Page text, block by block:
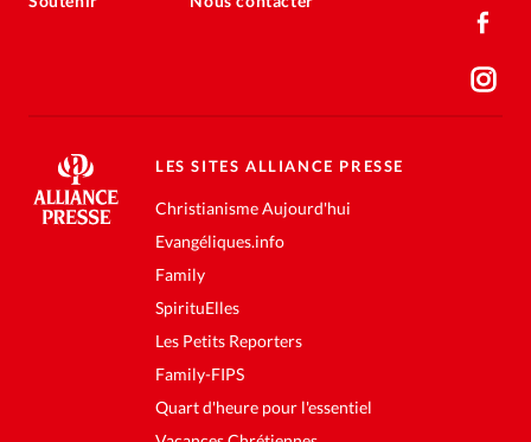
LES SITES ALLIANCE PRESSE
Christianisme Aujourd'hui
Evangéliques.info
Family
SpirituElles
Les Petits Reporters
Family-FIPS
Quart d'heure pour l'essentiel